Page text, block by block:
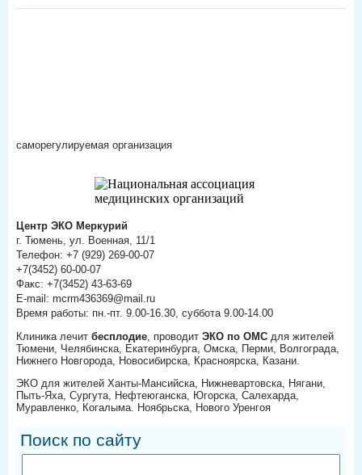
саморегулируемая организация
Центр ЭКО Меркурий
г. Тюмень, ул. Военная, 11/1
Телефон: +7 (929) 269-00-07
+7(3452) 60-00-07
Факс: +7(3452) 43-63-69
E-mail: mcrm436369@mail.ru
Время работы: пн.-пт. 9.00-16.30, суббота 9.00-14.00
Клиника лечит бесплодие , проводит ЭКО по ОМС для жителей
Тюмени, Челябинска, Екатеринбурга, Омска, Перми, Волгограда,
Нижнего Новгорода, Новосибирска, Красноярска, Казани.
ЭКО для жителей Ханты-Мансийска, Нижневартовска, Нягани,
Пыть-Яха, Сургута, Нефтеюганска, Югорска, Салехарда,
Муравленко, Когалыма. Ноябрьска, Нового Уренгоя
Поиск по сайту